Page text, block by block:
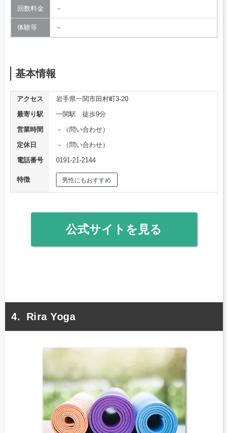
回数料金 －
体験等 －
基本情報
アクセス
岩手県一関市田村町3-20
最寄り駅
一関駅 徒歩9分
営業時間
－（問い合わせ）
定休日
－（問い合わせ）
電話番号
0191-21-2144
特徴 男性にもおすすめ
公式サイトを見る
Rira Yoga